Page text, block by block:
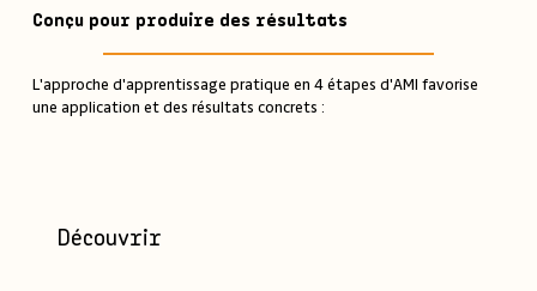
Conçu pour produire des résultats
L'approche d'apprentissage pratique en 4 étapes d'AMI favorise
une application et des résultats concrets :
Découvrir